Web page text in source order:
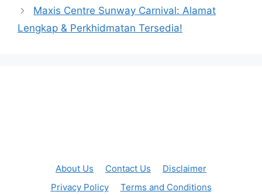
Maxis Centre Sunway Carnival: Alamat
Lengkap & Perkhidmatan Tersedia!
About Us Contact Us
Disclaimer
Privacy Policy
Terms and Conditions